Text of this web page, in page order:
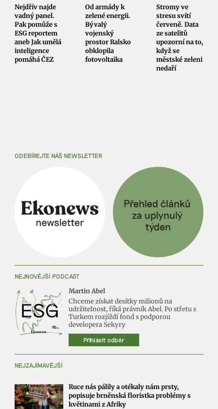
Nejdřív najde
vadný panel.
Pak pomůže s
ESG reportem
aneb Jak umělá
inteligence
pomáhá ČEZ
Od armády k
zelené energii.
Bývalý
vojenský
prostor Ralsko
obklopila
fotovoltaika
Stromy ve
stresu svítí
červeně. Data
ze satelitů
upozorní na to,
když se
městské zeleni
nedaří
ODEBÍREJTE NÁŠ NEWSLETTER
NEJNOVĚJŠÍ PODCAST
Martin Abel
Chceme získat desítky milionů na
udržitelnost, říká právník Abel. Po střetu s
Turkem rozjíždí fond s podporou
developera Sekyry
Přihlásit odběr
NEJZAJÍMAVĚJŠÍ
Ruce nás pálily a otékaly nám prsty,
popisuje brněnská floristka problémy s
květinami z Afriky